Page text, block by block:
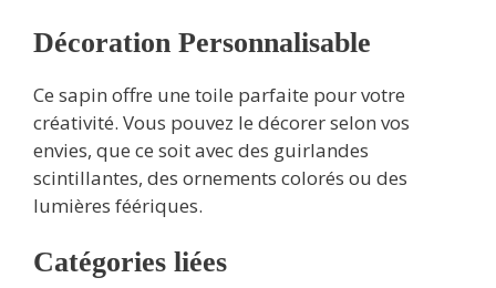
Décoration Personnalisable
Ce sapin offre une toile parfaite pour votre
créativité. Vous pouvez le décorer selon vos
envies, que ce soit avec des guirlandes
scintillantes, des ornements colorés ou des
lumières féériques.
Catégories liées